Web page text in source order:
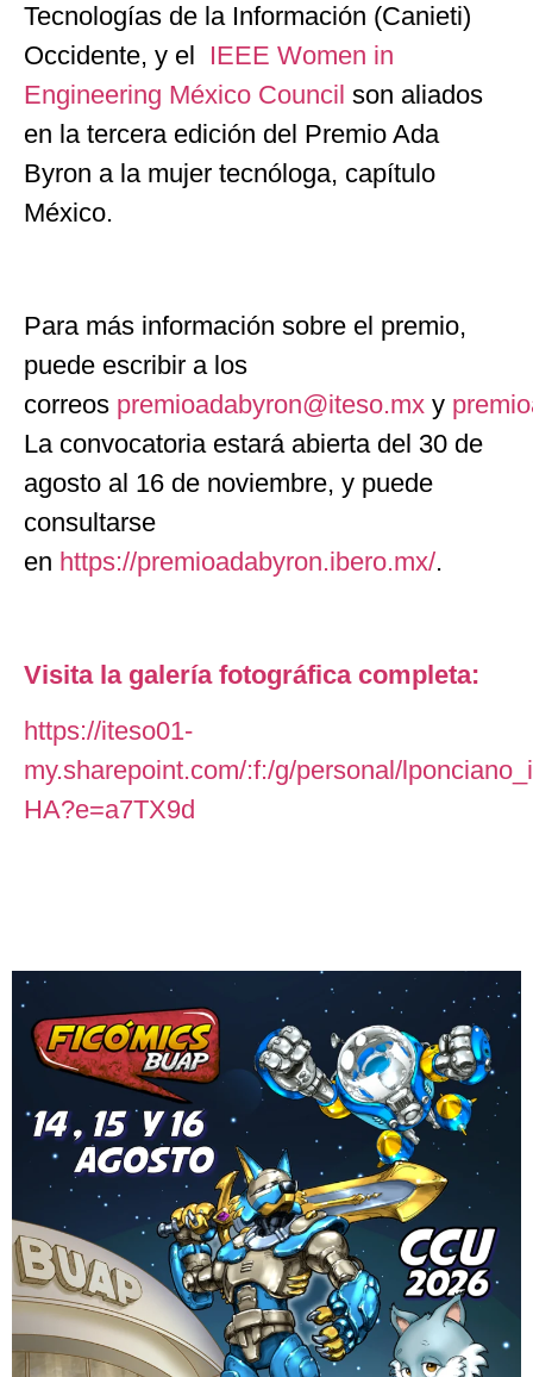
Tecnologías de la Información (Canieti)
Occidente, y el IEEE Women in
Engineering México Council son aliados
en la tercera edición del Premio Ada
Byron a la mujer tecnóloga, capítulo
México.
Para más información sobre el premio,
puede escribir a los
correos premioadabyron@iteso.mx y
La convocatoria estará abierta del 30 de
agosto al 16 de noviembre, y puede
consultarse
en https://premioadabyron.ibero.mx/.
Visita la galería fotográfica completa:
https://iteso01-
my.sharepoint.com/:f:/g/personal/
HA?e=a7TX9d